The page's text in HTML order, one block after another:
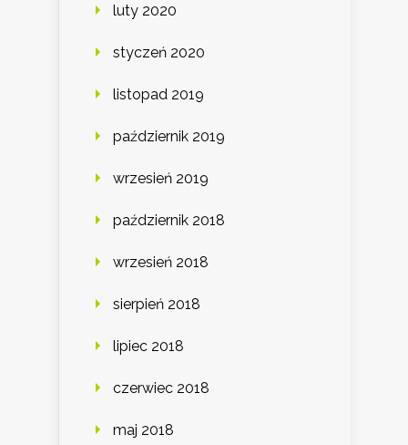
luty 2020
styczeń 2020
listopad 2019
październik 2019
wrzesień 2019
październik 2018
wrzesień 2018
sierpień 2018
lipiec 2018
czerwiec 2018
maj 2018